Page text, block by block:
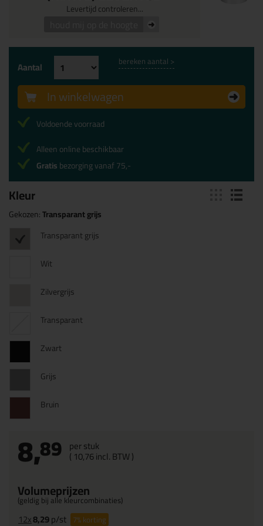
Levertijd controleren...
Kleur
Gekozen:Transparant grijs
Transparant grijs
Wit
Zilvergrijs
Transparant
Zwart
Grijs
Bruin
8,89 per stuk
( 10,76incl. BTW )
Volumeprijzen
(geldig bij alle kleurcombinaties)
12x8,29p/st 7%korting
Aantal bereken aantal >
In winkelwagen
Voldoende voorraad
Alleen online beschikbaar
Gratisbezorging vanaf 75,-